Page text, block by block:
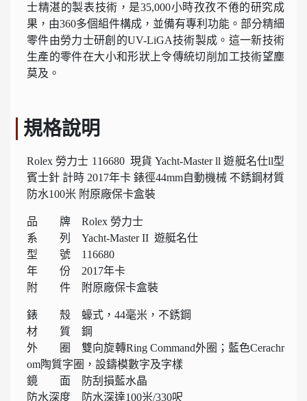
士精湛的製表技術，是35,000小時孜孜不倦的研究成
果，由360多個組件構成，並備有專利功能。部分精細
零件由勞力士研創的UV-LiGA技術製成。這一新技術
生產的零件在大小和形狀上令傳統切削加工技術望塵
莫及。
規格說明
Rolex 勞力士 116680 現貨 Yacht-Master ll 遊艇名仕ll型
賓士針 計時 2017年卡 錶徑44mm自動機械 不銹鋼材質
防水100米 附原廠保卡盒裝
品 牌 Rolex 勞力士
系 列 Yacht-Master II 遊艇名仕
型 號 116680
年 份 2017年卡
附 件 附原廠保卡盒裝
錶 殼 蠔式，44毫米，不銹鋼
材 質 鋼
外 圈 雙向旋轉Ring Command外圈；藍色Cerachr
om陶質字圈，設鑄模數字及字樣
鏡 面 防刮損藍水晶
防水深度 防水深達100米/330呎